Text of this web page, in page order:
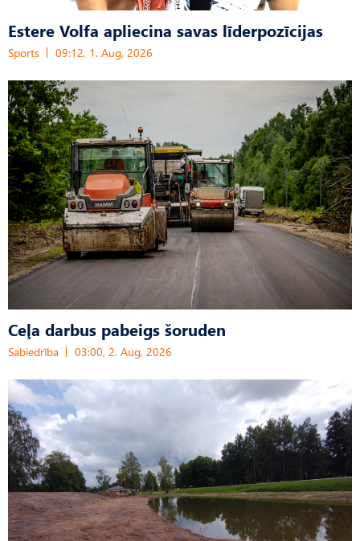
Estere Volfa apliecina savas līderpozīcijas
Sports 09:12, 1. Aug, 2026
Ceļa darbus pabeigs šoruden
Sabiedrība 03:00, 2. Aug, 2026